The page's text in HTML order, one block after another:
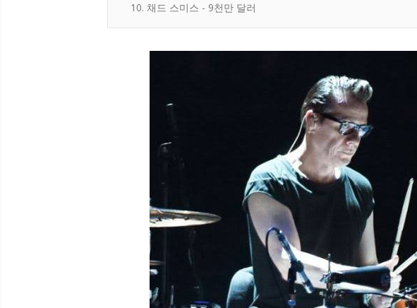
10. 채드 스미스 - 9천만 달러